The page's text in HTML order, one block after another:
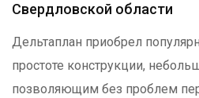
Свердловской области
Дельтаплан приобрел
простоте конструкции,
позволяющим без проблем